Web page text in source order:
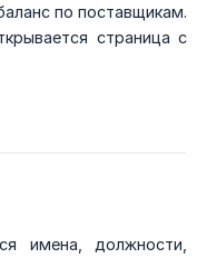
по поставщикам.
страница с
имена, должности,